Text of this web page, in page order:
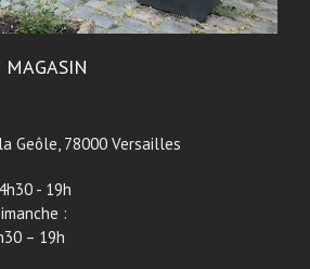
MAGASIN
Geôle, 78000 Versailles
- 19h
:
– 19h